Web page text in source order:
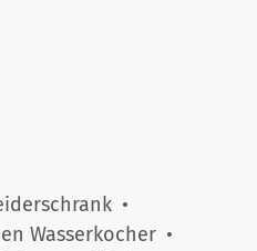
•
Wasserkocher •